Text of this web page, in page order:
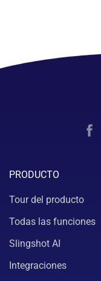
PRODUCTO
Tour del producto
Todas las funciones
Slingshot AI
Integraciones